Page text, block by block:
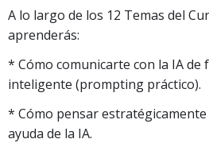
A lo largo de 12 temas, aprenderás:
🔺 Qué es realmente ChatGPT
🔺 Cómo comunicarte con la
🔺 Cómo usar ChatGPT para
A lo largo de los 12 Temas del
aprenderás:
* Cómo comunicarte con la IA de
inteligente (prompting práctico).
* Cómo pensar estratégicamente
ayuda de la IA.